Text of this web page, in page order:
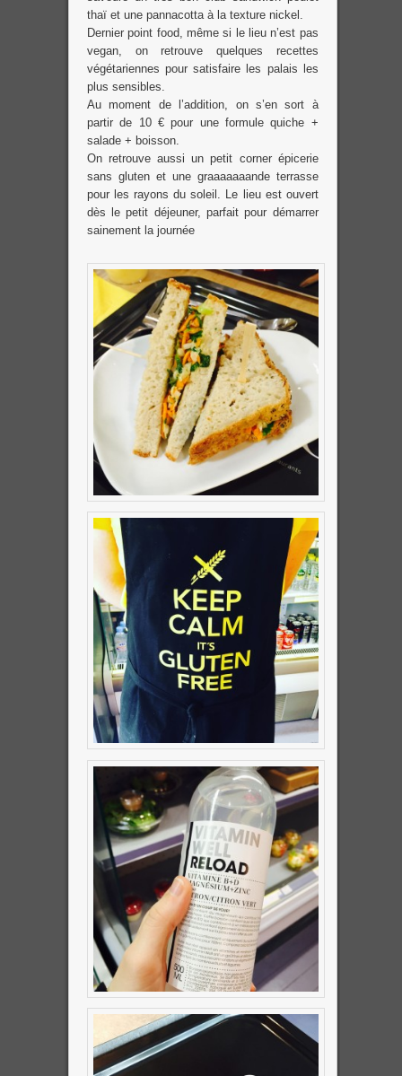
thaï et une pannacotta à la texture nickel.
Dernier point food, même si le lieu n’est pas
vegan, on retrouve quelques recettes
végétariennes pour satisfaire les palais les
plus sensibles.
Au moment de l’addition, on s’en sort à
partir de 10 € pour une formule quiche +
salade + boisson.
On retrouve aussi un petit corner épicerie
sans gluten et une graaaaaaande terrasse
pour les rayons du soleil. Le lieu est ouvert
dès le petit déjeuner, parfait pour démarrer
sainement la journée